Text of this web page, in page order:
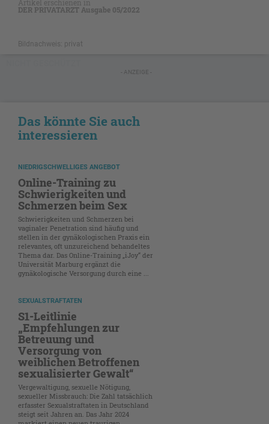
Artikel erschienen in
DER PRIVATARZT Ausgabe 05/2022
Bildnachweis: privat
- ANZEIGE -
Das könnte Sie auch
interessieren
NIEDRIGSCHWELLIGES ANGEBOT
Online-Training zu
Schwierigkeiten und
Schmerzen beim Sex
Schwierigkeiten und Schmerzen bei
vaginaler Penetration sind häufig und
stellen in der gynäkologischen Praxis ein
relevantes, oft unzureichend behandeltes
Thema dar. Das Online-Training „iJoy“ der
Universität Marburg ergänzt die
gynäkologische Versorgung durch eine ...
SEXUALSTRAFTATEN
S1-Leitlinie
„Empfehlungen zur
Betreuung und
Versorgung von
weiblichen Betroffenen
sexualisierter Gewalt“
Vergewaltigung, sexuelle Nötigung,
sexueller Missbrauch: Die Zahl tatsächlich
erfasster Sexualstraftaten in Deutschland
steigt seit Jahren an. Das Jahr 2024